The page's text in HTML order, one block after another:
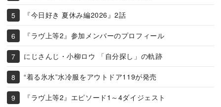
『今日好き 夏休み編2026』2話
『ラヴ上等2』参加メンバーのプロフィール
にじさんじ・小柳ロウ 「自分探し」の軌跡
“着る氷水”水冷服をアウトドア119が発売
『ラヴ上等2』エピソード1～4ダイジェスト